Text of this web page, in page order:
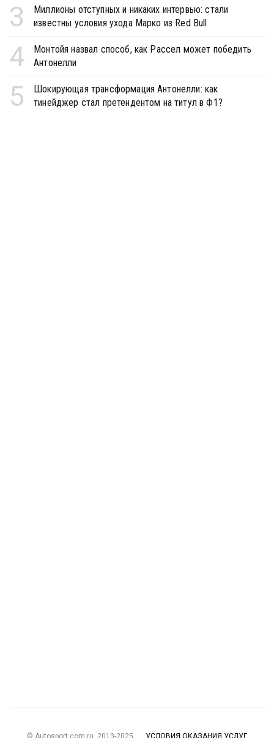
3
Миллионы отступных и никаких интервью: стали
известны условия ухода Марко из Red Bull
4
Монтойя назвал способ, как Рассел может победить
Антонелли
5
Шокирующая трансформация Антонелли: как
тинейджер стал претендентом на титул в Ф1?
© Autosport.com.ru, 2013-2025 УСЛОВИЯ ОКАЗАНИЯ УСЛУГ